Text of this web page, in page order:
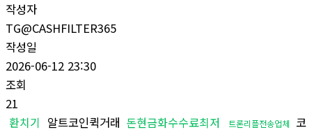
작성자
TG@CASHFILTER365
작성일
2026-06-12 23:30
조회
21
환치기 알트코인퀵거래 돈현금화수수료최저 트론리플전송업체 코